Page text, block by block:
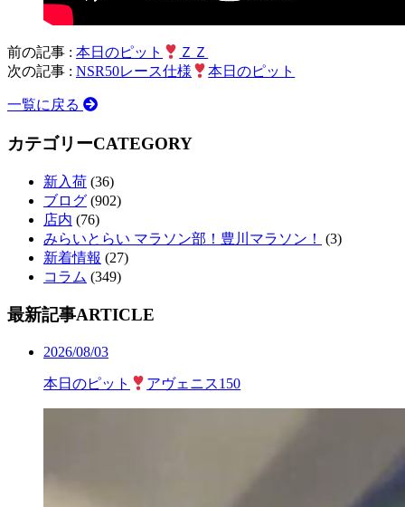
前の記事 : 本日のピット
ＺＺ
次の記事 : NSR50レース仕様 本日のピット
一覧に戻る
カテゴリーCATEGORY
新入荷 (36)
ブログ (902)
店内 (76)
みらいとらい マラソン部！豊川マラソン！
(3)
新着情報 (27)
コラム (349)
最新記事ARTICLE
2026/08/03
本日のピット アヴェニス150